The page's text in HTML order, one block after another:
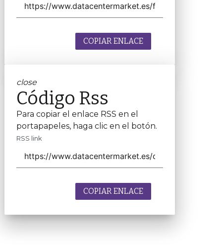
COPIAR ENLACE
close
Código Rss
Para copiar el enlace RSS en el
portapapeles, haga clic en el botón.
RSS link
COPIAR ENLACE